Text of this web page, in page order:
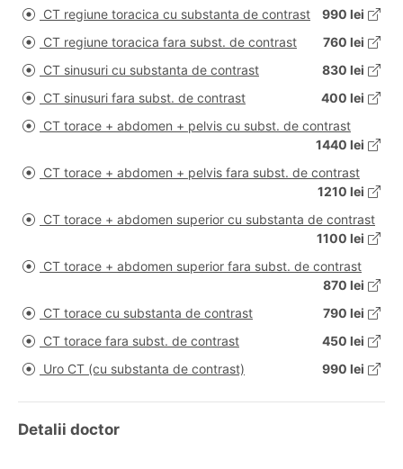
CT regiune toracica cu substanta de contrast
990 lei
CT regiune toracica fara subst. de contrast
760 lei
CT sinusuri cu substanta de contrast
830 lei
CT sinusuri fara subst. de contrast
400 lei
CT torace + abdomen + pelvis cu subst. de contrast
1440 lei
CT torace + abdomen + pelvis fara subst. de contrast
1210 lei
CT torace + abdomen superior cu substanta de contrast
1100 lei
CT torace + abdomen superior fara subst. de contrast
870 lei
CT torace cu substanta de contrast
790 lei
CT torace fara subst. de contrast
450 lei
Uro CT (cu substanta de contrast)
990 lei
Detalii doctor